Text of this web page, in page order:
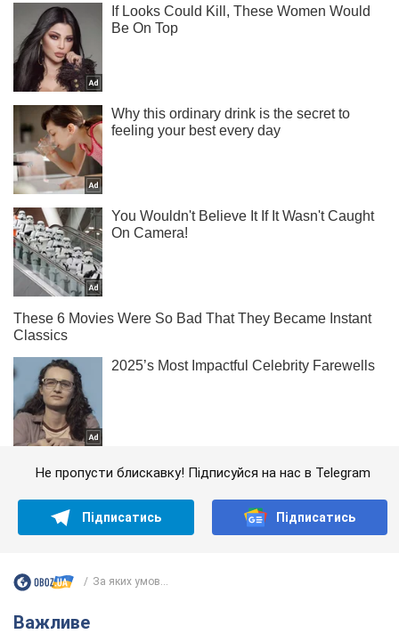
Не пропусти блискавку! Підписуйся на нас в Telegram
Підписатись Підписатись
За яких умов...
Важливе